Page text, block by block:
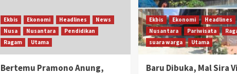
Ekbis Ekonomi Headlines
News
Nusa
Nusantara
Pendidikan
Ragam
Utama
Bertemu Pramono Anung,
Ekbis Ekonomi Headlines
Nusantara
Pariwisata
suara warga
Utama
Baru Dibuka, Mal Sira